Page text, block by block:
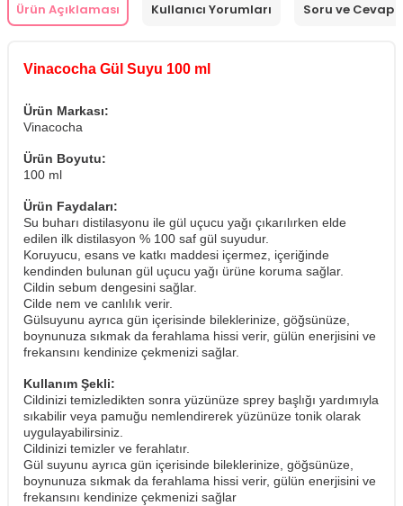
Ürün Açıklaması Kullanıcı Yorumları Soru ve Cevap
Vinacocha Gül Suyu 100 ml
Ürün Markası:
Vinacocha
Ürün Boyutu:
100 ml
Ürün Faydaları:
Su buharı distilasyonu ile gül uçucu yağı çıkarılırken elde
edilen ilk distilasyon % 100 saf gül suyudur.
Koruyucu, esans ve katkı maddesi içermez, içeriğinde
kendinden bulunan gül uçucu yağı ürüne koruma sağlar.
Cildin sebum dengesini sağlar.
Cilde nem ve canlılık verir.
Gülsuyunu ayrıca gün içerisinde bileklerinize, göğsünüze,
boynunuza sıkmak da ferahlama hissi verir, gülün enerjisini ve
frekansını kendinize çekmenizi sağlar.
Kullanım Şekli:
Cildinizi temizledikten sonra yüzünüze sprey başlığı yardımıyla
sıkabilir veya pamuğu nemlendirerek yüzünüze tonik olarak
uygulayabilirsiniz.
Cildinizi temizler ve ferahlatır.
Gül suyunu ayrıca gün içerisinde bileklerinize, göğsünüze,
boynunuza sıkmak da ferahlama hissi verir, gülün enerjisini ve
frekansını kendinize çekmenizi sağlar